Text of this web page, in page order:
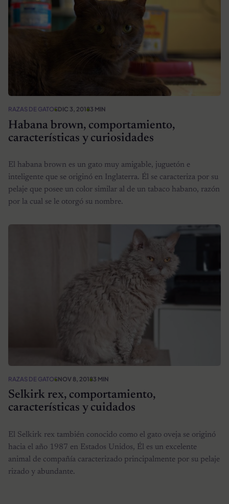
RAZAS DE GATOSDIC 3, 20183 MIN
Habana brown, comportamiento,
características y curiosidades
El habana brown es un gato muy amigable, juguetón e
inteligente que se originó en Inglaterra. Él se caracteriza por su
pelaje que posee un color similar al de un tabaco habano, razón
por la cual se le otorgó su nombre.
RAZAS DE GATOSNOV 8, 20183 MIN
Selkirk rex, comportamiento,
características y cuidados
El Selkirk rex también conocido como el gato oveja se originó
hacia el año 1987 en Estados Unidos, Él es un excelente
animal de compañía caracterizado principalmente por su pelaje
rizado y abundante.